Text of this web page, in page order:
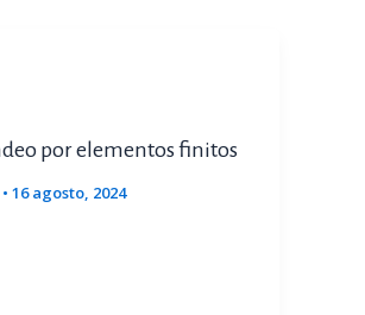
por elementos finitos
• 16 agosto, 2024